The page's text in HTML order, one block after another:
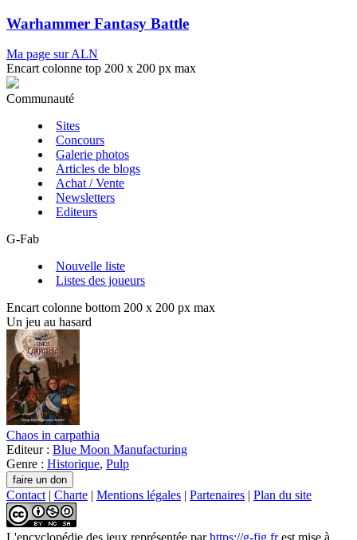
Warhammer Fantasy Battle
Ma page sur ALN
Encart colonne top 200 x 200 px max
Communauté
Sites
Concours
Galerie photos
Articles de blogs
Achat / Vente
Newsletters
Editeurs
G-Fab
Nouvelle liste
Listes des joueurs
Encart colonne bottom 200 x 200 px max
Un jeu au hasard
Chaos in carpathia
Editeur : Blue Moon Manufacturing
Genre : Historique, Pulp
Contact | Charte | Mentions légales | Partenaires | Plan du site